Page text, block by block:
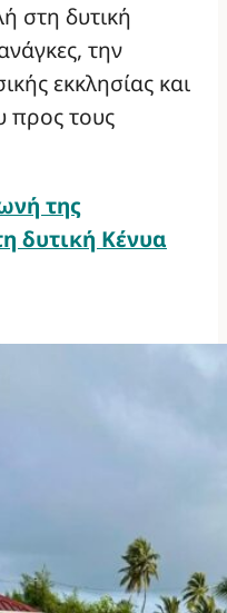
στη δυτική
την
εκκλησίας και
προς τους
της
δυτική Κένυα